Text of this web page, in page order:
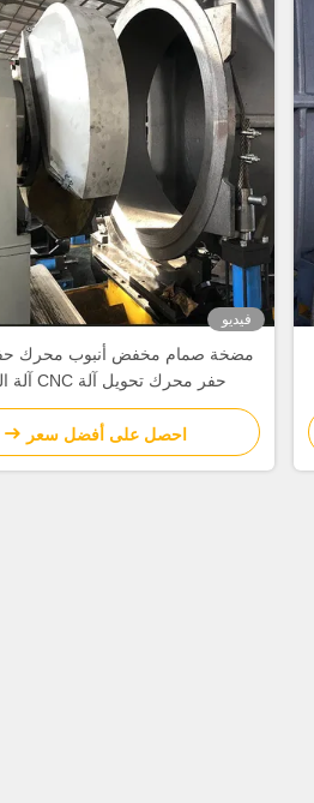
فيديو
مضخة صمام مخفض أنبوب محرك
حفر محرك تحويل آلة CNC آلة الدوائر
احصل على أفضل سعر